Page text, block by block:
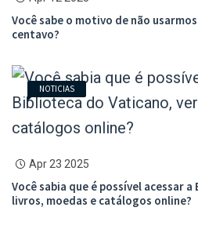
Você sabe o motivo de não
centavo?
NOTICIAS
Apr 23 2025
Você sabia que é possível acessar
livros, moedas e catálogos online?